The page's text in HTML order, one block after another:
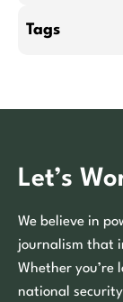
Tags
Let’s
We believe in
journalism that
Whether you’re
national